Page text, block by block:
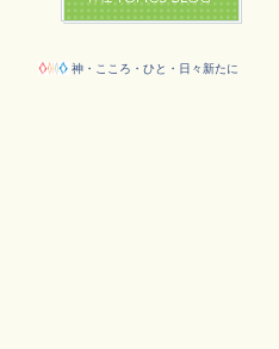
神・こころ・ひと・日々新たに